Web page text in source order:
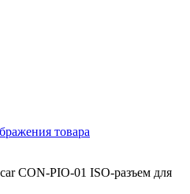
CON-PIO-01 ISO-разъем для